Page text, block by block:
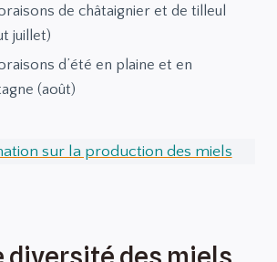
de châtaignier et de tilleul
juillet)
d’été en plaine et en
(août)
sur la production des miels